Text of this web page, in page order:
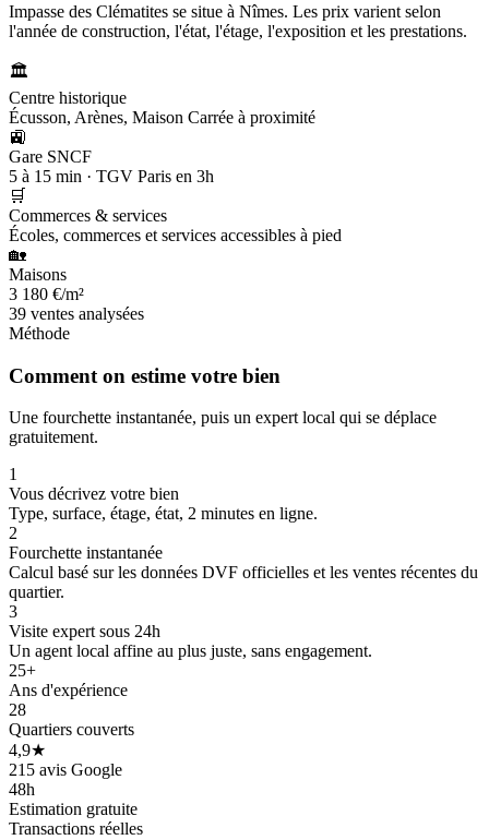
Impasse des Clématites se situe à Nîmes. Les prix varient selon
l'année de construction, l'état, l'étage, l'exposition et les prestations.
🏛️
Centre historique
Écusson, Arènes, Maison Carrée à proximité
🚉
Gare SNCF
5 à 15 min · TGV Paris en 3h
🛒
Commerces & services
Écoles, commerces et services accessibles à pied
🏡
Maisons
3 180 €/m²
39 ventes analysées
Méthode
Comment on estime votre bien
Une fourchette instantanée, puis un expert local qui se déplace
gratuitement.
1
Vous décrivez votre bien
Type, surface, étage, état, 2 minutes en ligne.
2
Fourchette instantanée
Calcul basé sur les données DVF officielles et les ventes récentes du
quartier.
3
Visite expert sous 24h
Un agent local affine au plus juste, sans engagement.
25+
Ans d'expérience
28
Quartiers couverts
4,9★
215 avis Google
48h
Estimation gratuite
Transactions réelles
300 k€
55 k€
55 k€